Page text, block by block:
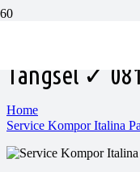
Tangsel ✓
Home
Service Kompor Italina